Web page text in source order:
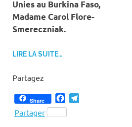
Unies au Burkina Faso,
Madame Carol Flore-
Smereczniak.
LIRE LA SUITE…
Partagez
Share Facebook
Partager